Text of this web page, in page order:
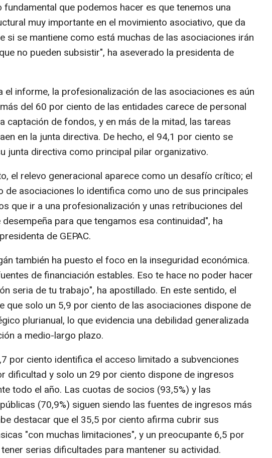
fundamental que podemos hacer es que tenemos una
muy importante en el movimiento asociativo, que da
si se mantiene como está muchas de las asociaciones irán
no pueden subsistir", ha aseverado la presidenta de
el informe, la profesionalización de las asociaciones es aún
del 60 por ciento de las entidades carece de personal
captación de fondos, y en más de la mitad, las tareas
en la junta directiva. De hecho, el 94,1 por ciento se
junta directiva como principal pilar organizativo.
el relevo generacional aparece como un desafío crítico; el
de asociaciones lo identifica como uno de sus principales
que ir a una profesionalización y unas retribuciones del
para que tengamos esa continuidad", ha
de GEPAC.
también ha puesto el foco en la inseguridad económica.
de financiación estables. Eso te hace no poder hacer
seria de tu trabajo", ha apostillado. En este sentido, el
que solo un 5,9 por ciento de las asociaciones dispone de
plurianual, lo que evidencia una debilidad generalizada
a medio-largo plazo.
por ciento identifica el acceso limitado a subvenciones
dificultad y solo un 29 por ciento dispone de ingresos
todo el año. Las cuotas de socios (93,5%) y las
(70,9%) siguen siendo las fuentes de ingresos más
destacar que el 35,5 por ciento afirma cubrir sus
"con muchas limitaciones", y un preocupante 6,5 por
serias dificultades para mantener su actividad.